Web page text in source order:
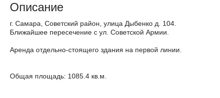
Описание
г. Самара, Советский район, улица Дыбенко д. 104.
Ближайшее пересечение с ул. Советской Армии.
Аренда отдельно-стоящего здания на первой линии.
Общая площадь: 1085.4 кв.м.